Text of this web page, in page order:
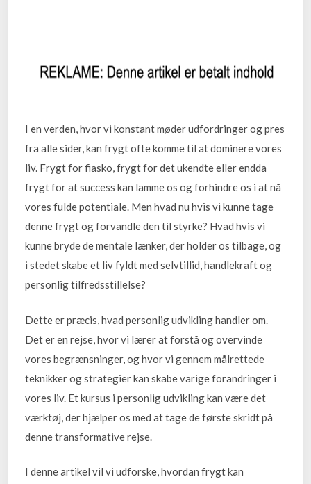
I en verden, hvor vi konstant møder udfordringer og pres
fra alle sider, kan frygt ofte komme til at dominere vores
liv. Frygt for fiasko, frygt for det ukendte eller endda
frygt for at success kan lamme os og forhindre os i at nå
vores fulde potentiale. Men hvad nu hvis vi kunne tage
denne frygt og forvandle den til styrke? Hvad hvis vi
kunne bryde de mentale lænker, der holder os tilbage, og
i stedet skabe et liv fyldt med selvtillid, handlekraft og
personlig tilfredsstillelse?
Dette er præcis, hvad personlig udvikling handler om.
Det er en rejse, hvor vi lærer at forstå og overvinde
vores begrænsninger, og hvor vi gennem målrettede
teknikker og strategier kan skabe varige forandringer i
vores liv. Et kursus i personlig udvikling kan være det
værktøj, der hjælper os med at tage de første skridt på
denne transformative rejse.
I denne artikel vil vi udforske, hvordan frygt kan